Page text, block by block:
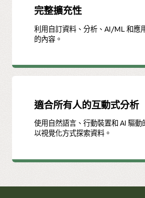
完整擴充性
利用自訂資料、分析、AI/ML 和應
的內容。
適合所有人的互動式分析
使用自然語言、行動裝置和 AI 驅動
以視覺化方式探索資料。